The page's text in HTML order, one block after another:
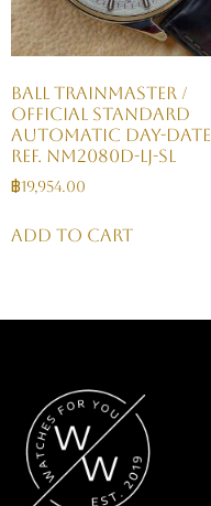
Ball Trainmaster /
Official Standard
Automatic Day-Date
Ref. NM2080D-LJ-SL
฿19,954.00
Add to cart